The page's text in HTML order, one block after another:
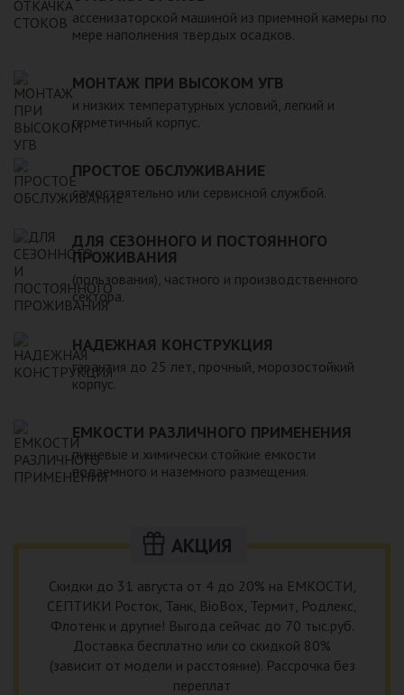
компанией, произведена в полном соответствии с
действующими стандартами и полностью безопасна в
экологическом отношении.
ассенизаторской машиной из приемной камеры по
мере наполнения твердых осадков.
МОНТАЖ ПРИ ВЫСОКОМ УГВ
и низких температурных условий, легкий и
герметичный корпус.
ПРОСТОЕ ОБСЛУЖИВАНИЕ
самостоятельно или сервисной службой.
ДЛЯ СЕЗОННОГО И ПОСТОЯННОГО
ПРОЖИВАНИЯ
(пользования), частного и производственного
сектора.
НАДЕЖНАЯ КОНСТРУКЦИЯ
гарантия до 25 лет, прочный, морозостойкий
корпус.
ЕМКОСТИ РАЗЛИЧНОГО ПРИМЕНЕНИЯ
пищевые и химически стойкие емкости
подземного и наземного размещения.
АКЦИЯ
Скидки до 31 августа от 4 до 20% на ЕМКОСТИ,
СЕПТИКИ Росток, Танк, BioBox, Термит, Родлекс,
Флотенк и другие! Выгода сейчас до 70 тыс.руб.
Доставка бесплатно или со скидкой 80%
(зависит от модели и расстояние). Рассрочка без
переплат